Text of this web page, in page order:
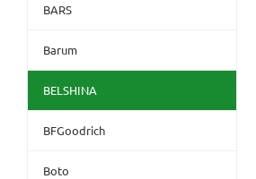
BARS
Barum
BELSHINA
BFGoodrich
Boto